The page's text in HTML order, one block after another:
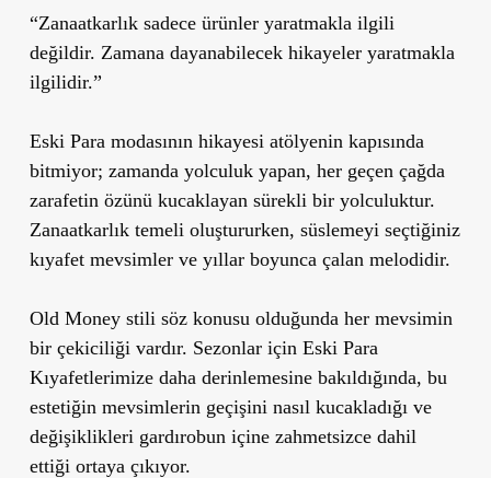
“Zanaatkarlık sadece ürünler yaratmakla ilgili
değildir. Zamana dayanabilecek hikayeler yaratmakla
ilgilidir.”
Eski Para modasının hikayesi atölyenin kapısında
bitmiyor; zamanda yolculuk yapan, her geçen çağda
zarafetin özünü kucaklayan sürekli bir yolculuktur.
Zanaatkarlık temeli oluştururken, süslemeyi seçtiğiniz
kıyafet mevsimler ve yıllar boyunca çalan melodidir.
Old Money stili söz konusu olduğunda her mevsimin
bir çekiciliği vardır. Sezonlar için Eski Para
Kıyafetlerimize daha derinlemesine bakıldığında, bu
estetiğin mevsimlerin geçişini nasıl kucakladığı ve
değişiklikleri gardırobun içine zahmetsizce dahil
ettiği ortaya çıkıyor.